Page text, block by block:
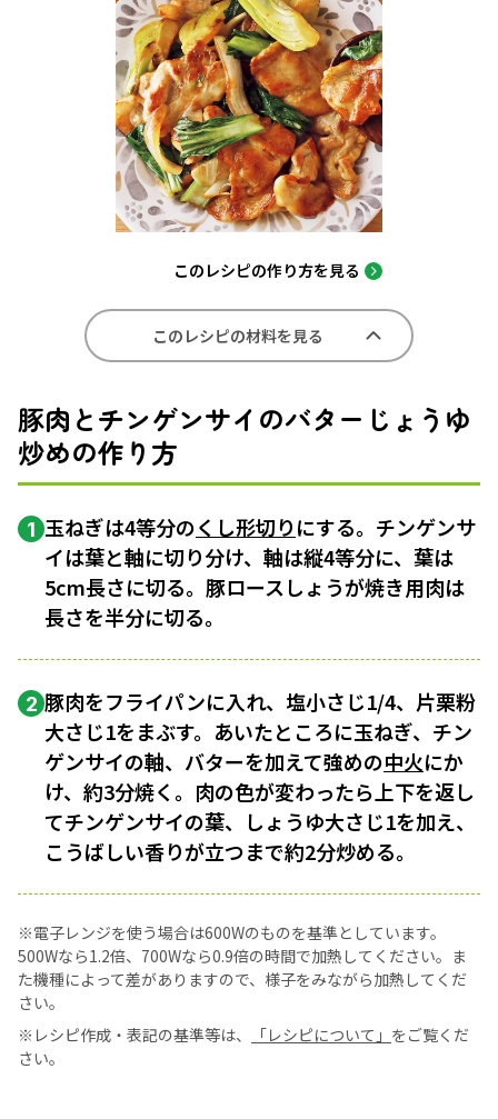
このレシピの作り方を見る
このレシピの材料を見る
豚肉とチンゲンサイのバターじょうゆ
炒めの作り方
1 玉ねぎは4等分のくし形切りにする。チンゲンサ
イは葉と軸に切り分け、軸は縦4等分に、葉は
5cm長さに切る。豚ロースしょうが焼き用肉は
長さを半分に切る。
2 豚肉をフライパンに入れ、塩小さじ1/4、片栗粉
大さじ1をまぶす。あいたところに玉ねぎ、チン
ゲンサイの軸、バターを加えて強めの中火にか
け、約3分焼く。肉の色が変わったら上下を返し
てチンゲンサイの葉、しょうゆ大さじ1を加え、
こうばしい香りが立つまで約2分炒める。
※電子レンジを使う場合は600Wのものを基準としています。
500Wなら1.2倍、700Wなら0.9倍の時間で加熱してください。ま
た機種によって差がありますので、様子をみながら加熱してくだ
さい。
※レシピ作成・表記の基準等は、
「レシピについて」 をご覧くだ
さい。